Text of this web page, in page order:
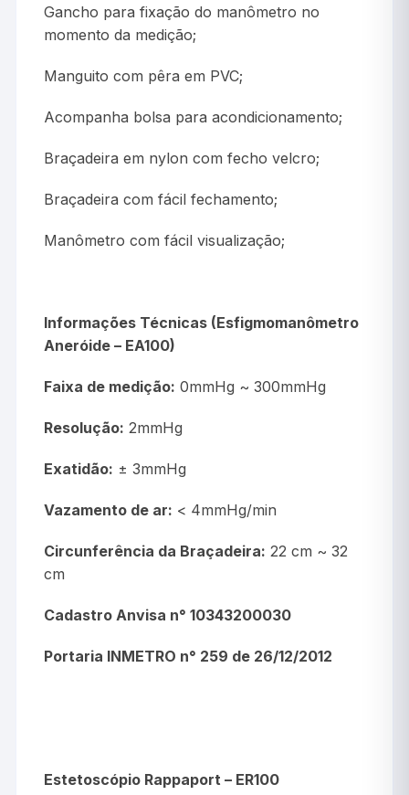
Gancho para fixação do manômetro no
momento da medição;
Manguito com pêra em PVC;
Acompanha bolsa para acondicionamento;
Braçadeira em nylon com fecho velcro;
Braçadeira com fácil fechamento;
Manômetro com fácil visualização;
Informações Técnicas (Esfigmomanômetro
Aneróide – EA100)
Faixa de medição: 0mmHg ~ 300mmHg
Resolução: 2mmHg
Exatidão: ± 3mmHg
Vazamento de ar: < 4mmHg/min
Circunferência da Braçadeira: 22 cm ~ 32
cm
Cadastro Anvisa n° 10343200030
Portaria INMETRO n° 259 de 26/12/2012
Estetoscópio Rappaport – ER100